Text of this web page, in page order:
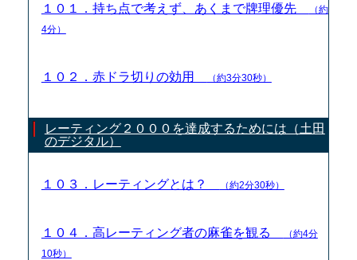
１０１．持ち点で考えず、あくまで牌理優先
（約
4分）
１０２．赤ドラ切りの効用 （約3分30秒）
レーティング２０００を達成するためには（土田
のデジタル）
１０３．レーティングとは？ （約2分30秒）
１０４．高レーティング者の麻雀を観る
（約4分
10秒）